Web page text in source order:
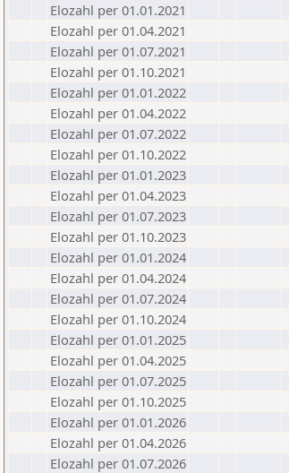
Elozahl per 01.01.2021
Elozahl per 01.04.2021
Elozahl per 01.07.2021
Elozahl per 01.10.2021
Elozahl per 01.01.2022
Elozahl per 01.04.2022
Elozahl per 01.07.2022
Elozahl per 01.10.2022
Elozahl per 01.01.2023
Elozahl per 01.04.2023
Elozahl per 01.07.2023
Elozahl per 01.10.2023
Elozahl per 01.01.2024
Elozahl per 01.04.2024
Elozahl per 01.07.2024
Elozahl per 01.10.2024
Elozahl per 01.01.2025
Elozahl per 01.04.2025
Elozahl per 01.07.2025
Elozahl per 01.10.2025
Elozahl per 01.01.2026
Elozahl per 01.04.2026
Elozahl per 01.07.2026